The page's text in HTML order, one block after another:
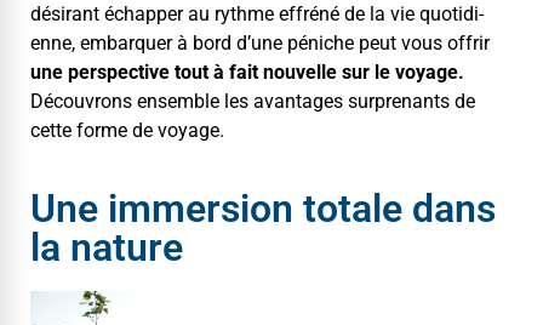
désir­ant échap­per au rythme effréné de la vie quo­ti­di­
enne, embar­quer à bord d’une péniche peut vous offrir
une per­spec­tive tout à fait nou­velle sur le voy­age.
Décou­vrons ensem­ble les avan­tages sur­prenants de
cette forme de voyage.
Une immersion totale dans
la nature